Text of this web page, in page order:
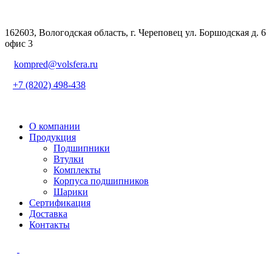
162603, Вологодская область, г. Череповец ул. Боршодская д. 6
офис 3
kompred@volsfera.ru
+7 (8202) 498-438
О компании
Продукция
Подшипники
Втулки
Комплекты
Корпуса подшипников
Шарики
Сертификация
Доставка
Контакты